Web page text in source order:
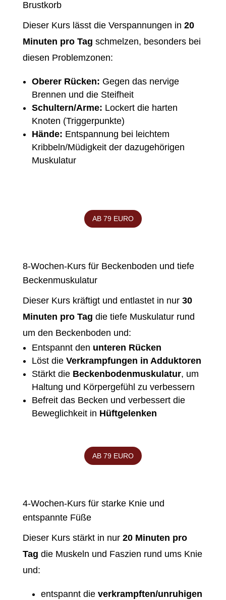
Brustkorb
Dieser Kurs lässt die Verspannungen in 20
Minuten pro Tag schmelzen, besonders bei
diesen Problemzonen:
Oberer Rücken: Gegen das nervige
Brennen und die Steifheit
Schultern/Arme: Lockert die harten
Knoten (Triggerpunkte)
Hände: Entspannung bei leichtem
Kribbeln/Müdigkeit der dazugehörigen
Muskulatur
AB 79 EURO
8-Wochen-Kurs für Beckenboden und tiefe
Beckenmuskulatur
Dieser Kurs kräftigt und entlastet in nur 30
Minuten pro Tag die tiefe Muskulatur rund
um den Beckenboden und:
Entspannt den unteren Rücken
Löst die Verkrampfungen in Adduktoren
Stärkt die Beckenbodenmuskulatur, um
Haltung und Körpergefühl zu verbessern
Befreit das Becken und verbessert die
Beweglichkeit in Hüftgelenken
AB 79 EURO
4-Wochen-Kurs für starke Knie und
entspannte Füße
Dieser Kurs stärkt in nur 20 Minuten pro
Tag die Muskeln und Faszien rund ums Knie
und:
entspannt dieverkrampften/unruhigen